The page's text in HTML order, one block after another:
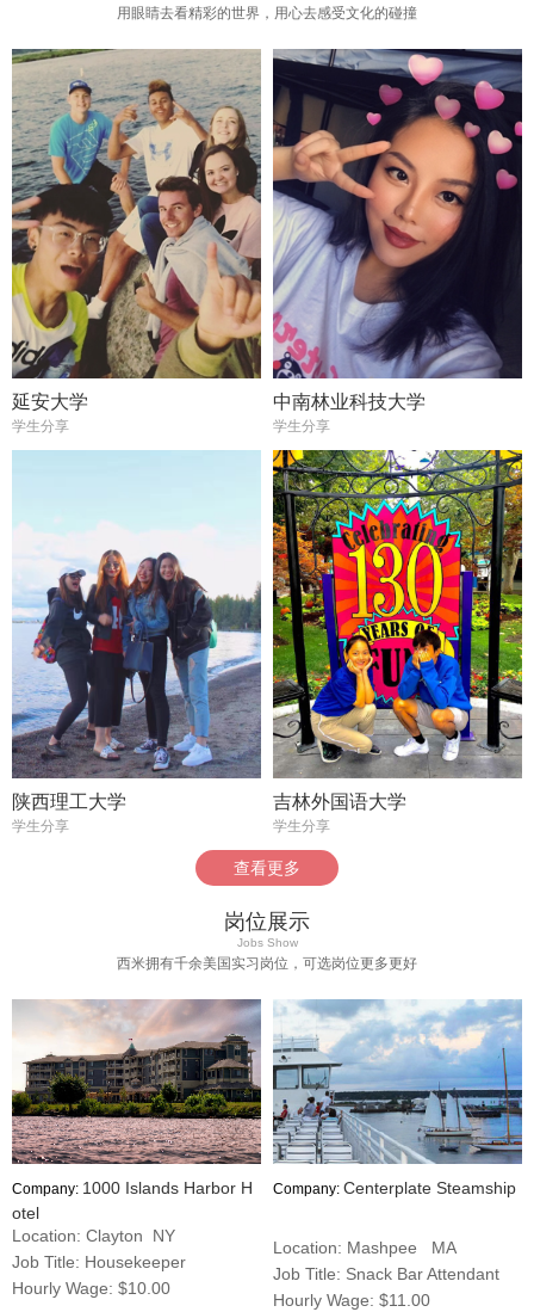
用眼睛去看精彩的世界，用心去感受文化的碰撞
延安大学
学生分享
中南林业科技大学
学生分享
陕西理工大学
学生分享
吉林外国语大学
学生分享
查看更多
岗位展示
Jobs Show
西米拥有千余美国实习岗位，可选岗位更多更好
Company: 1000 Islands Harbor H
otel
Location: Clayton NY
Job Title: Housekeeper
Hourly Wage: $10.00
Company: Centerplate Steamship
Location: Mashpee MA
Job Title: Snack Bar Attendant
Hourly Wage: $11.00